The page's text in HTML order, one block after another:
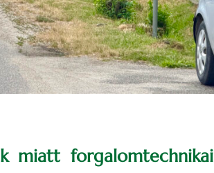
miatt forgalomtechnikai